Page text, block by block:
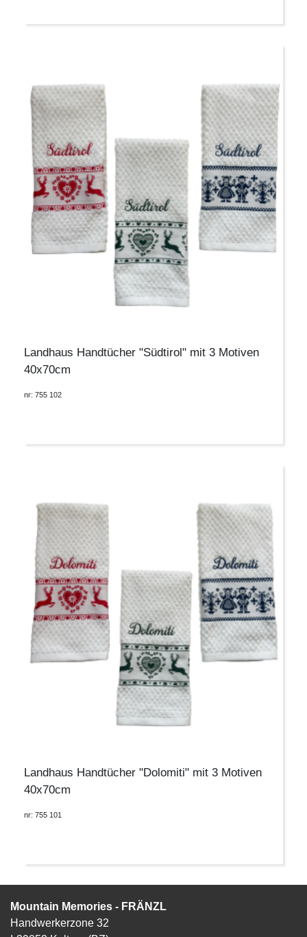
Landhaus Handtücher "Südtirol" mit 3 Motiven
40x70cm
nr: 755 102
Landhaus Handtücher "Dolomiti" mit 3 Motiven
40x70cm
nr: 755 101
Mountain Memories - FRÄNZL
Handwerkerzone 32